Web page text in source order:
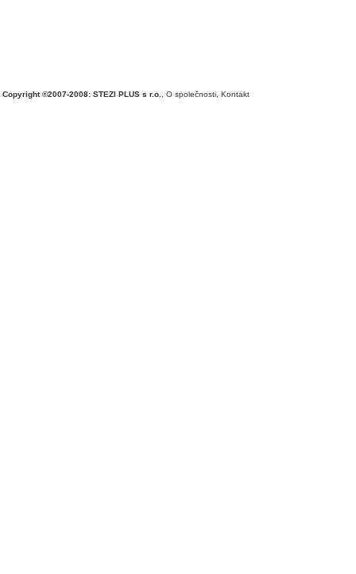
Copyright ©2007-2008: STEZI PLUS s r.o. O společnosti Kontakt